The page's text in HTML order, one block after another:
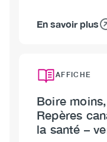
En savoir plus
sur
sur
et
la
santé
AFFICHE
Boire
Repères
la santé –